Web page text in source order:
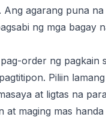
agarang puna
ng mga bagay
order ng pagkain
Piliin
at ligtas na
maging mas